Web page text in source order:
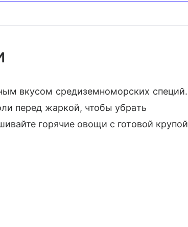
вкусом средиземноморских специй.
перед жаркой, чтобы убрать
горячие овощи с готовой крупой